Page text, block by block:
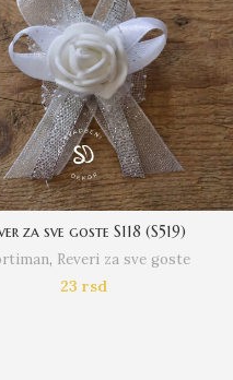
za sve goste S118 (S519)
, Reveri za sve goste
23 rsd